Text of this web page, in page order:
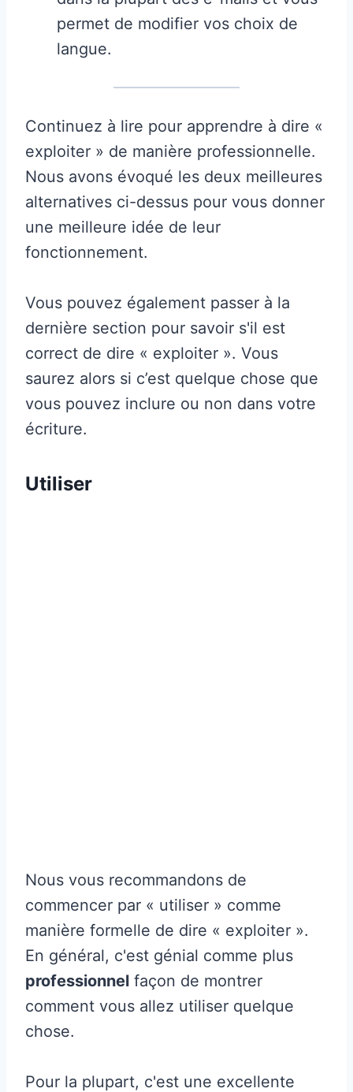
permet de modifier vos choix de
langue.
Continuez à lire pour apprendre à dire «
exploiter » de manière professionnelle.
Nous avons évoqué les deux meilleures
alternatives ci-dessus pour vous donner
une meilleure idée de leur
fonctionnement.
Vous pouvez également passer à la
dernière section pour savoir s'il est
correct de dire « exploiter ». Vous
saurez alors si c’est quelque chose que
vous pouvez inclure ou non dans votre
écriture.
Utiliser
Nous vous recommandons de
commencer par « utiliser » comme
manière formelle de dire « exploiter ».
En général, c'est génial comme plus
professionnel façon de montrer
comment vous allez utiliser quelque
chose.
Pour la plupart, c'est une excellente